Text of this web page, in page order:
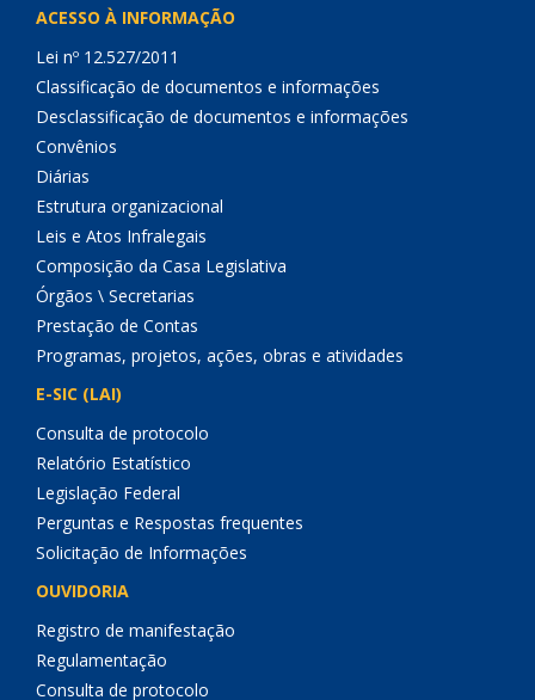
ACESSO À INFORMAÇÃO
Lei nº 12.527/2011
Classificação de documentos e informações
Desclassificação de documentos e informações
Convênios
Diárias
Estrutura organizacional
Leis e Atos Infralegais
Composição da Casa Legislativa
Órgãos \ Secretarias
Prestação de Contas
Programas, projetos, ações, obras e atividades
E-SIC (LAI)
Consulta de protocolo
Relatório Estatístico
Legislação Federal
Perguntas e Respostas frequentes
Solicitação de Informações
OUVIDORIA
Registro de manifestação
Regulamentação
Consulta de protocolo